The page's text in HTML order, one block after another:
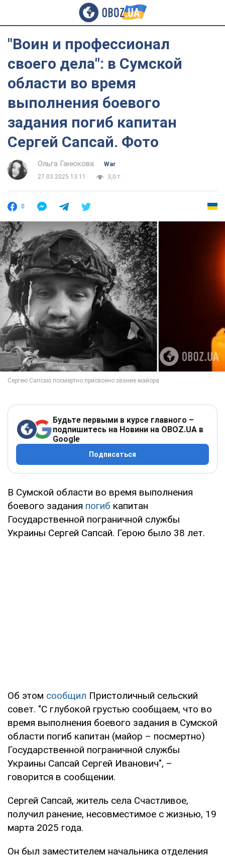
"Воин и профессионал
своего дела": в Сумской
области во время
выполнения боевого
задания погиб капитан
Сергей Сапсай. Фото
Ольга Ганюкова
War
27.03.2025 13:11
3,0 т.
0
Будьте первыми в курсе главного –
подпишитесь на Новини на OBOZ.UA в
Google
Подписаться
В Сумской области во время выполнения
боевого задания погиб капитан
Государственной пограничной службы
Украины Сергей Сапсай. Герою было 38 лет.
Об этом сообщил Пристоличный сельский
совет. "С глубокой грустью сообщаем, что во
время выполнения боевого задания в Сумской
области погиб капитан (майор – посмертно)
Государственной пограничной службы
Украины Сапсай Сергей Иванович", –
говорится в сообщении.
Сергей Сапсай, житель села Счастливое,
получил ранение, несовместимое с жизнью, 19
марта 2025 года.
Он был заместителем начальника отделения